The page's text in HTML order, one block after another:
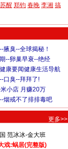
苏醒 郑钧 春晚 李湘 搞
腋臭--全球揭秘！
--卵巢早衰--绝经
康要闻健康生活导航
口臭--拜拜了!
小店 月赚20万
烟戒不了排排毒吧
更多>>
范冰冰-金大班
戏:蜗居(完整版)